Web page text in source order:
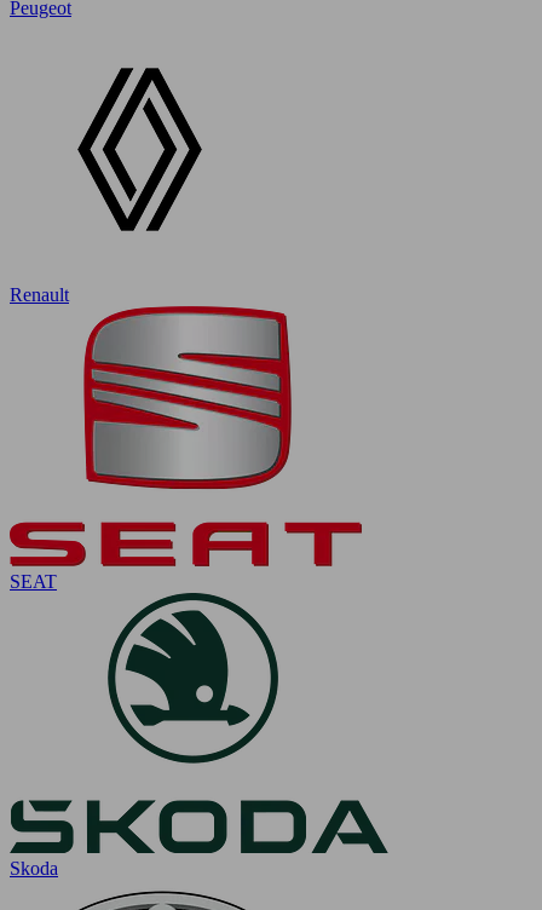
Peugeot
Renault
SEAT
Skoda